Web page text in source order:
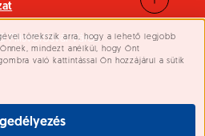
törekszik arra, hogy a lehető legjobb
mindezt anélkül, hogy Önt
való kattintással Ön hozzájárul a sütik
Pilisvörösvár Város